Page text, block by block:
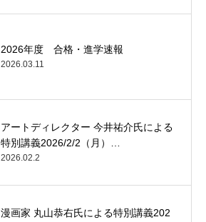
2026年度 合格・進学速報
2026.03.11
アートディレクター 今井祐介氏による
特別講義2026/2/2（月）…
2026.02.2
漫画家 丸山恭右氏による特別講義202